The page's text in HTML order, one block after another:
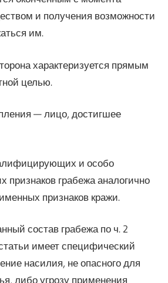
и получения возможности
им.
характеризуется прямым
целью.
— лицо, достигшее
и особо
грабежа аналогично
признаков кражи.
состав грабежа по ч. 2
имеет специфический
насилия, не опасного для
либо угрозу применения